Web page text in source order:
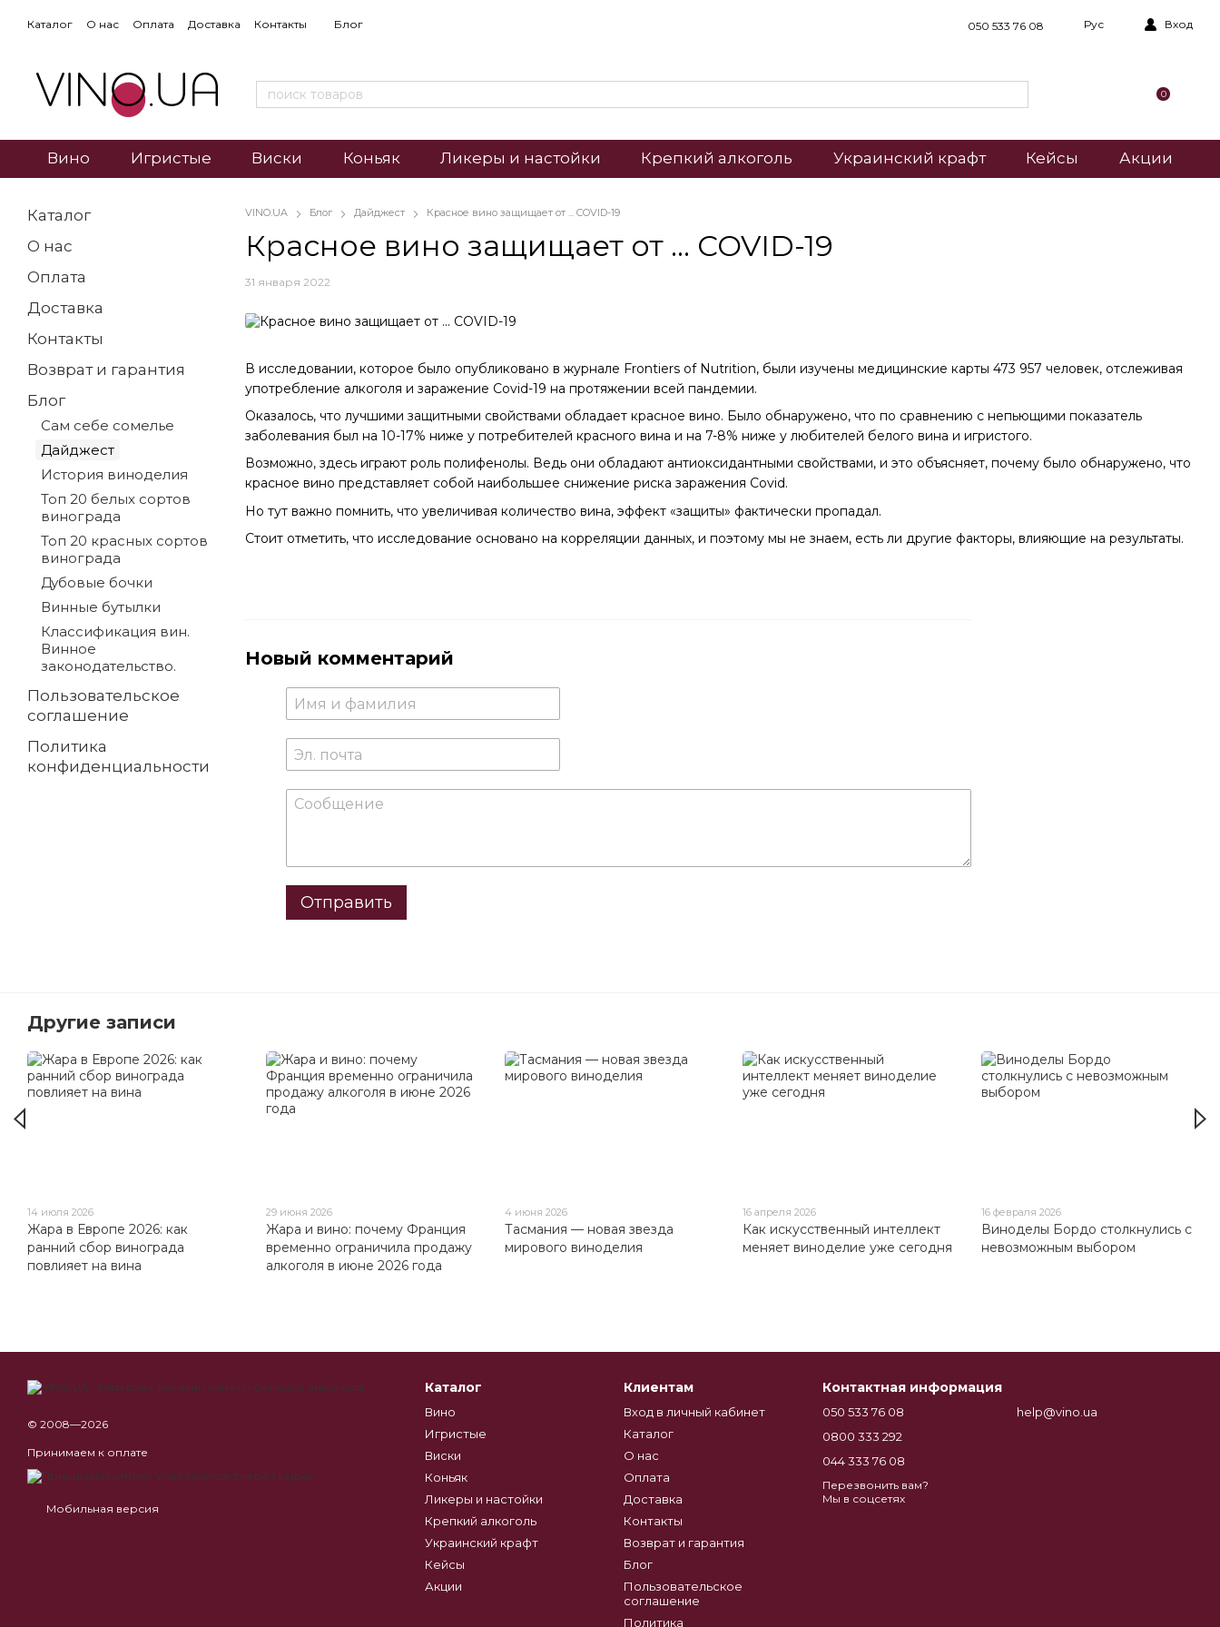
Каталог О нас Оплата Доставка Контакты Блог 050 533 76 08 Рус Вход
0
Вино Игристые Виски Коньяк Ликеры и настойки Крепкий алкоголь Украинский крафт Кейсы Акции
VINO.UA Блог Дайджест Красное вино защищает от ... COVID-19
Красное вино защищает от ... COVID-19
31 января 2022
В исследовании, которое было опубликовано в журнале Frontiers of Nutrition, были изучены медицинские карты 473 957 человек, отслеживая
употребление алкоголя и заражение Covid-19 на протяжении всей пандемии.
Оказалось, что лучшими защитными свойствами обладает красное вино. Было обнаружено, что по сравнению с непьющими показатель
заболевания был на 10-17% ниже у потребителей красного вина и на 7-8% ниже у любителей белого вина и игристого.
Возможно, здесь играют роль полифенолы. Ведь они обладают антиоксидантными свойствами, и это объясняет, почему было обнаружено, что
красное вино представляет собой наибольшее снижение риска заражения Covid.
Но тут важно помнить, что увеличивая количество вина, эффект «защиты» фактически пропадал.
Стоит отметить, что исследование основано на корреляции данных, и поэтому мы не знаем, есть ли другие факторы, влияющие на результаты.
Новый комментарий
Отправить
Каталог
О нас
Оплата
Доставка
Контакты
Возврат и гарантия
Блог
Сам себе сомелье
Дайджест
История виноделия
Топ 20 белых сортов
винограда
Топ 20 красных сортов
винограда
Дубовые бочки
Винные бутылки
Классификация вин.
Винное
законодательство.
Пользовательское
соглашение
Политика
конфиденциальности
Другие записи
14 июля 2026
Жара в Европе 2026: как
ранний сбор винограда
повлияет на вина
29 июня 2026
Жара и вино: почему Франция
временно ограничила продажу
алкоголя в июне 2026 года
4 июня 2026
Тасмания — новая звезда
мирового виноделия
16 апреля 2026
Как искусственный интеллект
меняет виноделие уже сегодня
16 февраля 2026
Виноделы Бордо столкнулись с
невозможным выбором
© 2008—2026
Принимаем к оплате
Мобильная версия
Каталог
Вино
Игристые
Виски
Коньяк
Ликеры и настойки
Крепкий алкоголь
Украинский крафт
Кейсы
Акции
Клиентам
Вход в личный кабинет
Каталог
О нас
Оплата
Доставка
Контакты
Возврат и гарантия
Блог
Пользовательское
соглашение
Политика
Контактная информация
050 533 76 08
0800 333 292
044 333 76 08
Перезвонить вам?
help@vino.ua
Мы в соцсетях